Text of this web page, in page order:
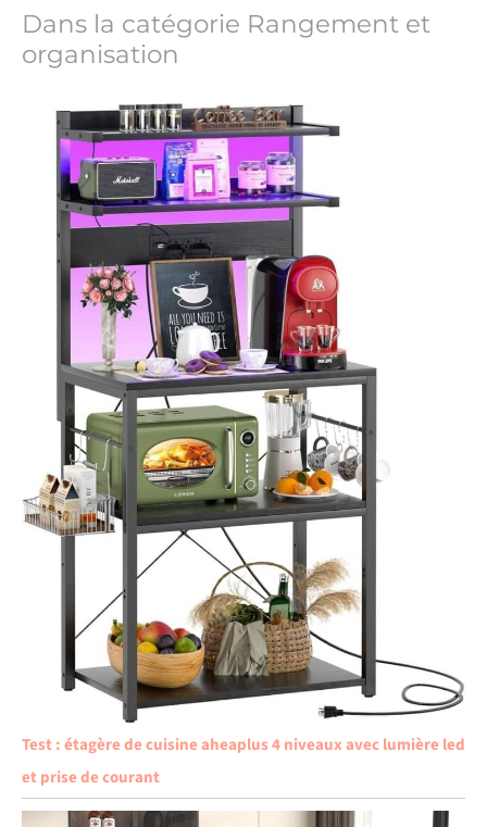
Dans la catégorie Rangement et
organisation
Test : étagère de cuisine aheaplus 4 niveaux avec lumière led
et prise de courant